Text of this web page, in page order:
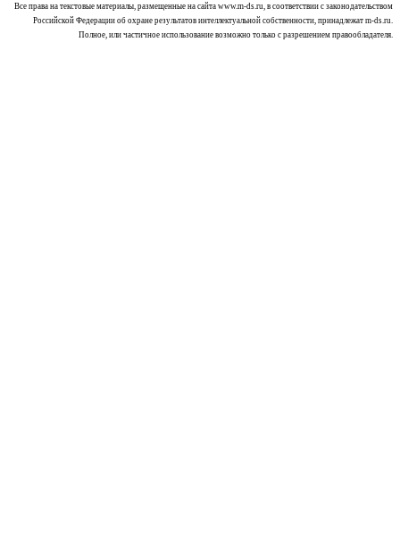
Все права на текстовые материалы, размещенные на сайта www.m-ds.ru, в соответствии с законодательством
Российской Федерации об охране результатов интеллектуальной собственности, принадлежат m-ds.ru.
Полное, или частичное использование возможно только с разрешением правообладателя.